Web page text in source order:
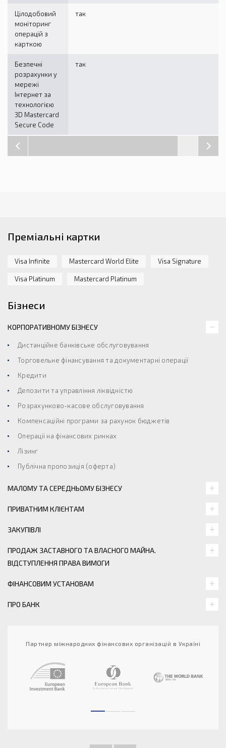
Цілодобовий
моніторинг
операцій з
карткою
так
Безпечні
розрахунки у
мережі
Інтернет за
технологією
3D Mastercard
Secure Code
так
Преміальні картки
Visa Infinite Mastercard World Elite Visa Signature
Visa Platinum Mastercard Platinum
Бізнеси
КОРПОРАТИВНОМУ БІЗНЕСУ
Дистанційне банківське обслуговування
Торговельне фінансування та документарні операції
Кредити
Депозити та управління ліквідністю
Розрахунково-касове обслуговування
Компенсаційні програми за рахунок бюджетів
Операції на фінансових ринках
Лізинг
Публічна пропозиція (оферта)
МАЛОМУ ТА СЕРЕДНЬОМУ БІЗНЕСУ
ПРИВАТНИМ КЛІЄНТАМ
ЗАКУПІВЛІ
ПРОДАЖ ЗАСТАВНОГО ТА ВЛАСНОГО МАЙНА.
ВІДСТУПЛЕННЯ ПРАВА ВИМОГИ
ФІНАНСОВИМ УСТАНОВАМ
ПРО БАНК
Партнер міжнародних фінансових організацій в Україні